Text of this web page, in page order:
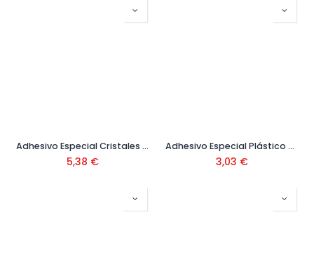
Adhesivo Especial Cristales Cristalceys 3 Gr Ref. 501031
5,38 €
Adhesivo Especial Plástico Rígidos Plasticeys 30 ml Ref. 501027
3,03 €